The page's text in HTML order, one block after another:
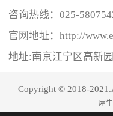
咨询热线： 025-
官网地址：http://
地址:南京江宁区高新
Copyright © 2018-
犀